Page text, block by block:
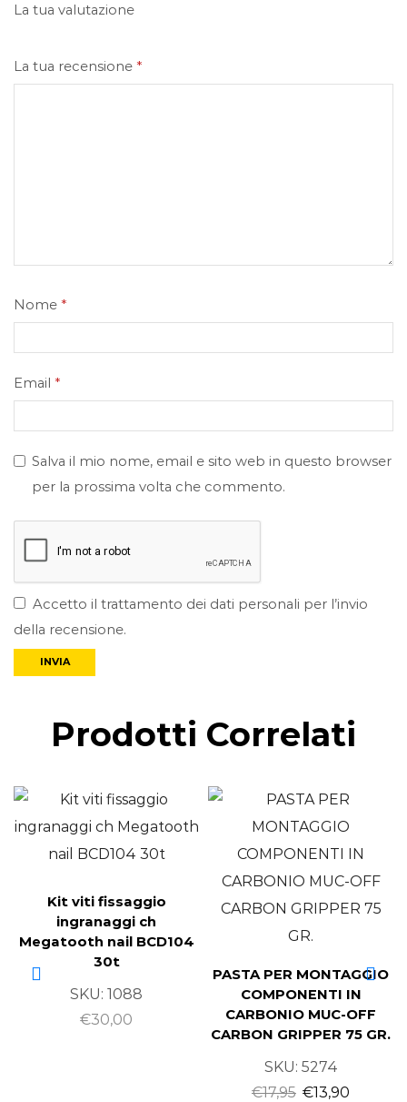
La tua valutazione
La tua recensione *
Nome *
Email *
Salva il mio nome, email e sito web in questo browser
per la prossima volta che commento.
Accetto il trattamento dei dati personali per l’invio
della recensione.
Prodotti Correlati
Kit viti fissaggio
ingranaggi ch
Megatooth nail BCD104
30t
SKU: 1088
€30,00
PASTA PER MONTAGGIO
COMPONENTI IN
CARBONIO MUC-OFF
CARBON GRIPPER 75 GR.
SKU: 5274
€17,95 €13,90